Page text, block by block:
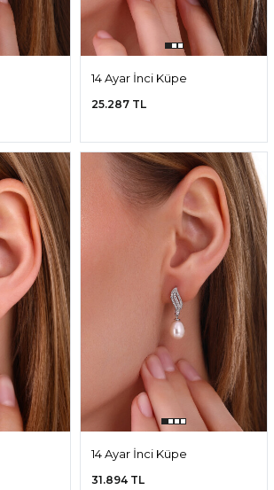
14 Ayar İnci Küpe
25.287 TL
14 Ayar İnci Küpe
31.894 TL